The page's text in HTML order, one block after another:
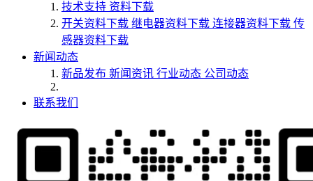
技术支持 资料下载
开关资料下载 继电器资料下载 连接器资料下载 传
感器资料下载
新闻动态
新品发布 新闻资讯 行业动态 公司动态
联系我们